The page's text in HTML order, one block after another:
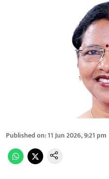
Published on:11 Jun 2026, 9:21 pm